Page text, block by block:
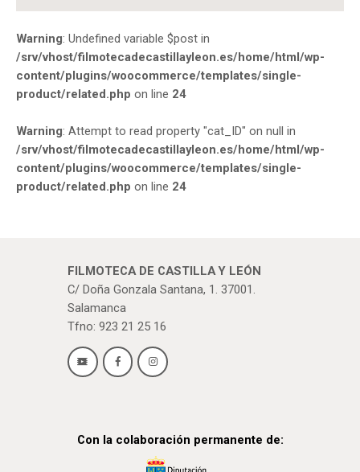
Warning: Undefined variable $post in
/srv/vhost/filmotecadecastillayleon.es/home/html/wp-
content/plugins/woocommerce/templates/single-
product/related.php on line 24
Warning: Attempt to read property "cat_ID" on null in
/srv/vhost/filmotecadecastillayleon.es/home/html/wp-
content/plugins/woocommerce/templates/single-
product/related.php on line 24
FILMOTECA DE CASTILLA Y LEÓN
C/ Doña Gonzala Santana, 1. 37001.
Salamanca
Tfno: 923 21 25 16
Con la colaboración permanente de: